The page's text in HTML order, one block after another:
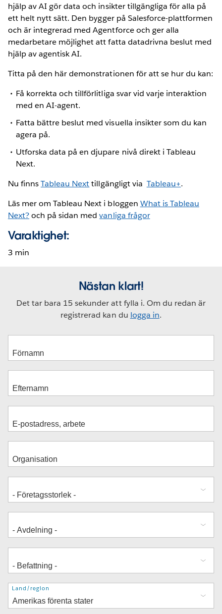
hjälp av AI gör data och insikter tillgängliga för alla på
ett helt nytt sätt. Den bygger på Salesforce-plattformen
och är integrerad med Agentforce och ger alla
medarbetare möjlighet att fatta datadrivna beslut med
hjälp av agentisk AI.
Titta på den här demonstrationen för att se hur du kan:
Få korrekta och tillförlitliga svar vid varje interaktion
med en AI-agent.
Fatta bättre beslut med visuella insikter som du kan
agera på.
Utforska data på en djupare nivå direkt i Tableau
Next.
Nu finnsTableau Nexttillgängligt via Tableau+.
Läs mer om Tableau Next i bloggen What is Tableau
Next?och på sidan medvanliga frågor
Varaktighet:
3 min
Nästan klart!
Det tar bara 15 sekunder att fylla i. Om du redan är
registrerad kan du logga in.
Adress
Land/region